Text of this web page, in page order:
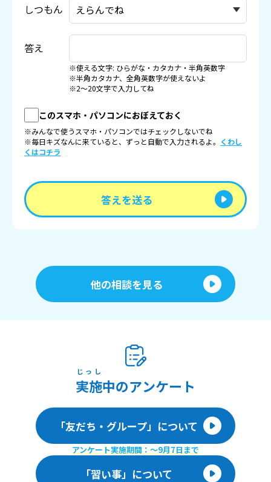
しつもん
答え
※使える文字: ひらがな・カタカナ・半角英数字
※半角カタカナ、全角英数字が使えないよ
※2〜20文字で入力してね
このスマホ・パソコンにおぼえておく
※みんなで使うスマホ・パソコンではチェックしないでね
※毎日キズなんに来ていると、ずっと自動で入力されるよ。 くわし
くはコチラ
答えを送る
他の相談を見る
実施
じっし
中のアンケート
「友だち・グループ」について
アンケート実施期間：〜9月7日まで
「習い事」について